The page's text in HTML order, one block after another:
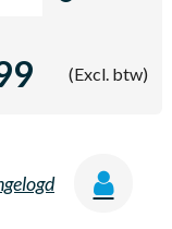
(Excl. btw)